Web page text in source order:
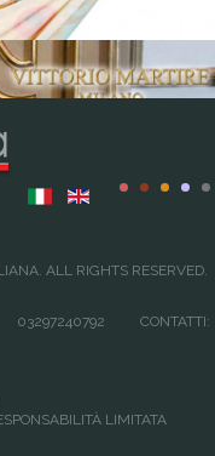
ALL RIGHTS RESERVED.
CONTATTI:
LIMITATA